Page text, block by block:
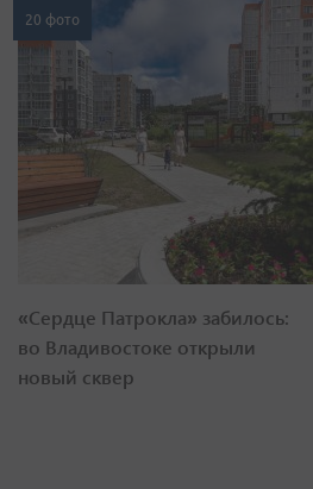
20 фото
«Сердце Патрокла» забилось:
во Владивостоке открыли
новый сквер